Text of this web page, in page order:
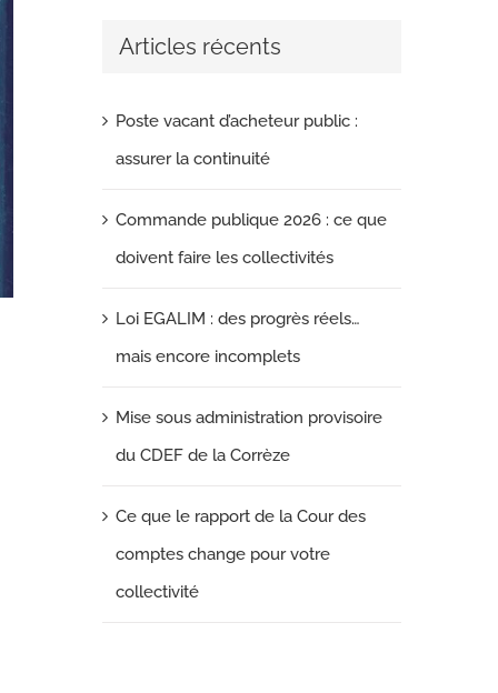
Articles récents
Poste vacant d’acheteur public :
assurer la continuité
Commande publique 2026 : ce que
doivent faire les collectivités
Loi EGALIM : des progrès réels…
mais encore incomplets
Mise sous administration provisoire
du CDEF de la Corrèze
Ce que le rapport de la Cour des
comptes change pour votre
collectivité